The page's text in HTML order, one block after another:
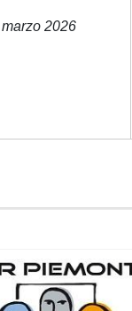
2026